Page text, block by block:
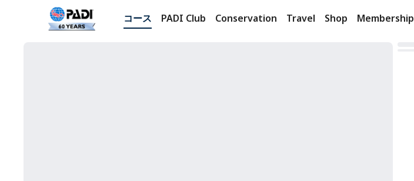
コース PADI Club Conservation Travel Shop Membership